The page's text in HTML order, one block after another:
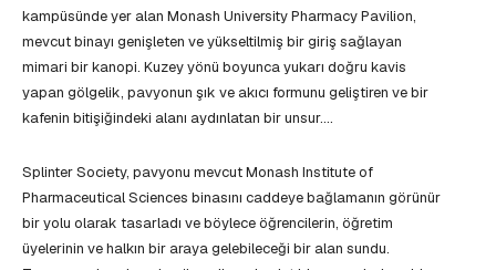
kampüsünde yer alan Monash University Pharmacy Pavilion,
mevcut binayı genişleten ve yükseltilmiş bir giriş sağlayan
mimari bir kanopi. Kuzey yönü boyunca yukarı doğru kavis
yapan gölgelik, pavyonun şık ve akıcı formunu geliştiren ve bir
kafenin bitişiğindeki alanı aydınlatan bir unsur….
Splinter Society, pavyonu mevcut Monash Institute of
Pharmaceutical Sciences binasını caddeye bağlamanın görünür
bir yolu olarak tasarladı ve böylece öğrencilerin, öğretim
üyelerinin ve halkın bir araya gelebileceği bir alan sundu.